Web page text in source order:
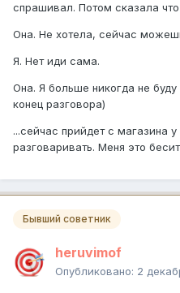
спрашивал. Потом сказала
Она. Не хотела, сейчас
Я. Нет иди сама.
Она. Я больше никогда не
конец разговора)
...сейчас прийдет с магазина у
разговаривать. Меня это
Бывший советник
heruvimof
Опубликовано: 2